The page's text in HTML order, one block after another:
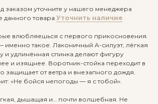
заказом уточните у нашего менеджера
данного товара Уточнить наличие
влюбляешься с первого прикосновения.
именно такое. Лаконичный А-силуэт, лёгкая
и удлинённая спинка делают фигуру
и изящнее. Воротник-стойка переходит в
защищает от ветра и внезапного дождя.
«Не бойся непогоды — я с тобой».
дышащая и… почти волшебная. Не